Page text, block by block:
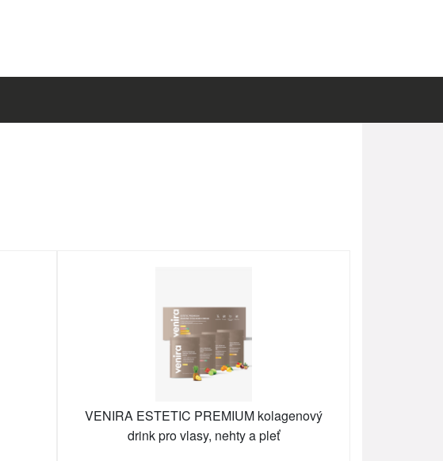
VENIRA ESTETIC PREMIUM kolagenový
drink pro vlasy, nehty a pleť